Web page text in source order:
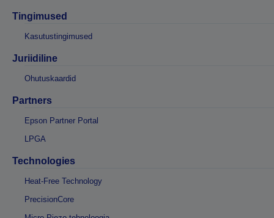
Tingimused
Kasutustingimused
Juriidiline
Ohutuskaardid
Partners
Epson Partner Portal
LPGA
Technologies
Heat-Free Technology
PrecisionCore